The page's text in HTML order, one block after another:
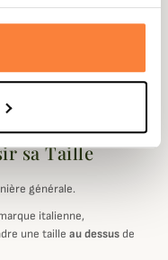
à la poche R1844
sa Taille
générale.
italienne,
une taille au dessusde